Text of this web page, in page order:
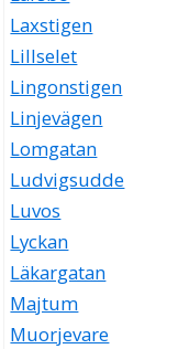
Laxstigen
Lillselet
Lingonstigen
Linjevägen
Lomgatan
Ludvigsudde
Luvos
Lyckan
Läkargatan
Majtum
Muorjevare